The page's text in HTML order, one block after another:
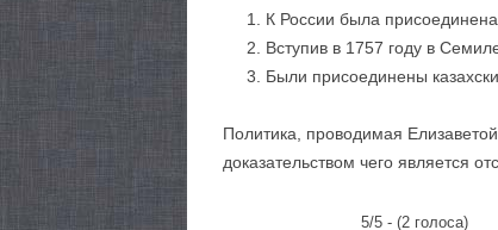
К России была
Вступив в 1757 году в
Были присоединены
Политика, проводимая
доказательством чего является
5/5 - (2 голоса)